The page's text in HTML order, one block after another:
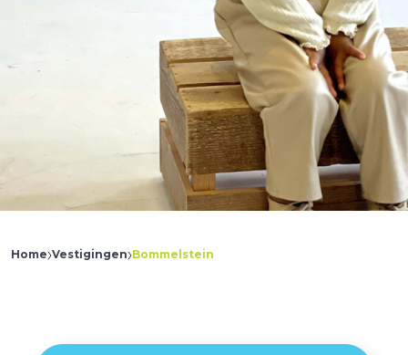
Home Vestigingen Bommelstein